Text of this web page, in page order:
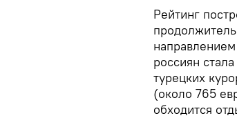
Рейтинг
россиян
турецких
(около 765
обходится